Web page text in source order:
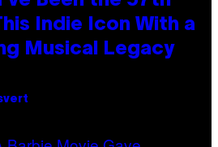
Indie Icon With a
Musical Legacy